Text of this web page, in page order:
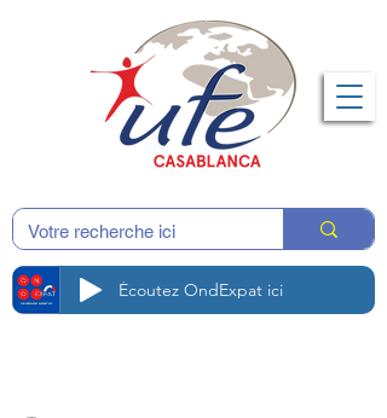
Écoutez OndExpat ici